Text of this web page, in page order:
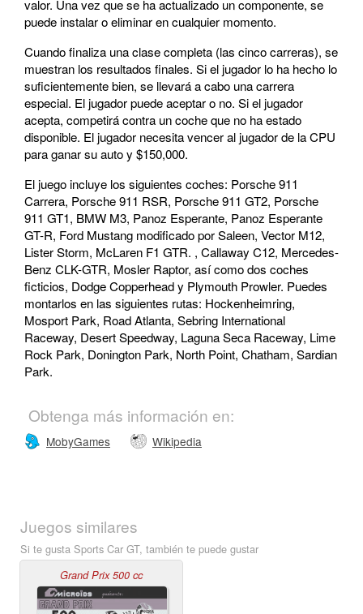
valor. Una vez que se ha actualizado un componente, se
puede instalar o eliminar en cualquier momento.
Cuando finaliza una clase completa (las cinco carreras), se
muestran los resultados finales. Si el jugador lo ha hecho lo
suficientemente bien, se llevará a cabo una carrera
especial. El jugador puede aceptar o no. Si el jugador
acepta, competirá contra un coche que no ha estado
disponible. El jugador necesita vencer al jugador de la CPU
para ganar su auto y $150,000.
El juego incluye los siguientes coches: Porsche 911
Carrera, Porsche 911 RSR, Porsche 911 GT2, Porsche
911 GT1, BMW M3, Panoz Esperante, Panoz Esperante
GT-R, Ford Mustang modificado por Saleen, Vector M12,
Lister Storm, McLaren F1 GTR. , Callaway C12, Mercedes-
Benz CLK-GTR, Mosler Raptor, así como dos coches
ficticios, Dodge Copperhead y Plymouth Prowler. Puedes
montarlos en las siguientes rutas: Hockenheimring,
Mosport Park, Road Atlanta, Sebring International
Raceway, Desert Speedway, Laguna Seca Raceway, Lime
Rock Park, Donington Park, North Point, Chatham, Sardian
Park.
Obtenga más información en:
MobyGames Wikipedia
Juegos similares
Si te gusta Sports Car GT, también te puede gustar
Grand Prix 500 cc